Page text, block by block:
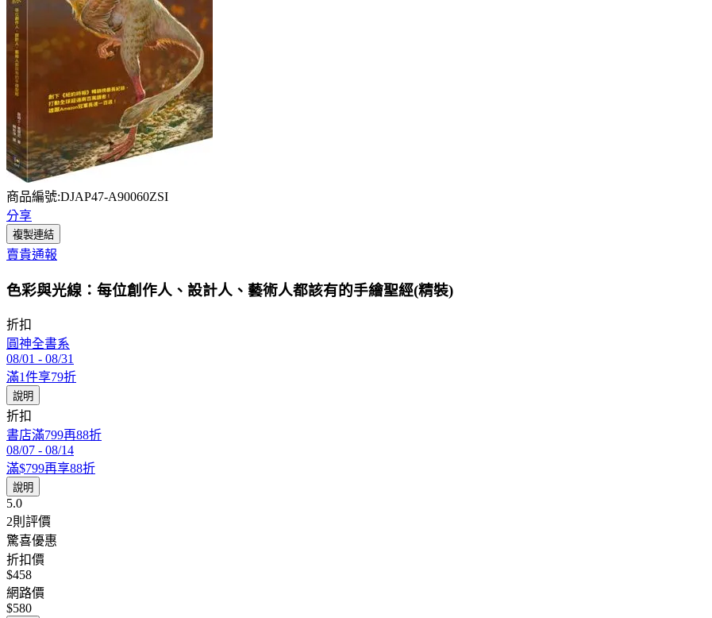
商品編號:DJAP47-A90060ZSI
分享
複製連結
賣貴通報
色彩與光線：每位創作人、設計人、藝術人都該有的手繪聖經(精裝)
折扣
圓神全書系
08/01 - 08/31
滿1件享79折
說明
折扣
書店滿799再88折
08/07 - 08/14
滿$799再享88折
說明
5.0
2則評價
驚喜優惠
折扣價
$458
網路價
$580